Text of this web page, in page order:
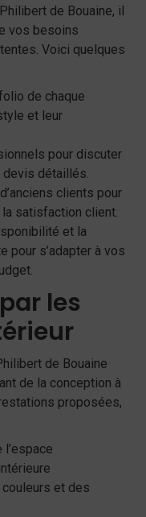
de Bouaine, il
vos besoins
Voici quelques
de chaque
et leur
pour discuter
détaillés.
clients pour
satisfaction client.
et la
pour s’adapter à vos
les
de Bouaine
de la conception à
proposées,
et des